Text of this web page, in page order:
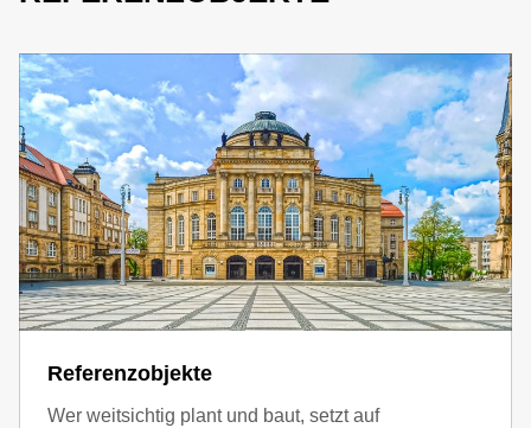
Referenzobjekte
Wer weitsichtig plant und baut, setzt auf